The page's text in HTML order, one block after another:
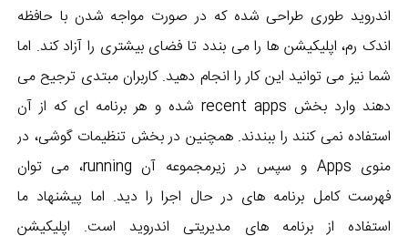
اندروید طوری طراحی شده که در صورت مواجه شدن با حافظه
اندک رم، اپلیکیشن ها را می بندد تا فضای بیشتری را آزاد کند. اما
شما نیز می توانید این کار را انجام دهید. کاربران مبتدی ترجیح می
دهند وارد بخش recent apps شده و هر برنامه ای که از آن
استفاده نمی کنند را ببندند. همچنین در بخش تنظیمات گوشی، در
منوی Apps و سپس در زیرمجموعه آن running، می توان
فهرست کامل برنامه های در حال اجرا را دید. اما پیشنهاد ما
استفاده از برنامه های مدیریتی اندروید است. اپلیکیشن